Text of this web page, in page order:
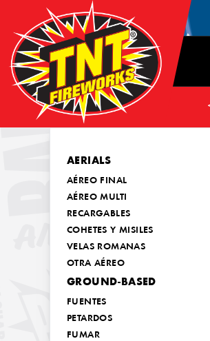
AERIALS
AÉREO FINAL
AÉREO MULTI
RECARGABLES
COHETES Y MISILES
VELAS ROMANAS
OTRA AÉREO
GROUND-BASED
FUENTES
PETARDOS
FUMAR